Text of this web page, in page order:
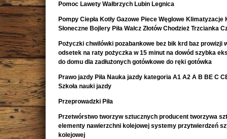
Pomoc Lawety Wałbrzych Lubin Legnica
Pompy Ciepła Kotły Gazowe Piece Węglowe Klimatyzacje
Słoneczne Bojlery Piła Wałcz Złotów Chodzież Trzcianka
Pożyczki chwilówki pozabankowe bez bik krd baz prowizji
odsetek na raty pożyczka w 15 minut na dowód szybka
do domu dla zadłużonych gotówkowe do ręki gotówka
Prawo jazdy Piła Nauka jazdy kategoria A1 A2 A B BE C
Szkoła nauki jazdy
Przeprowadzki Piła
Przetwórstwo tworzyw sztucznych producent tworzywa
elementy nawierzchni kolejowej systemy przytwierdzeń
kolejowej